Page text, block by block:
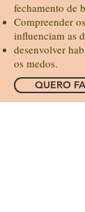
fechamento de
Compreender
influenciam as
desenvolver
os medos.
QUERO